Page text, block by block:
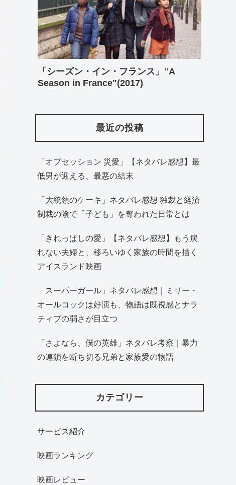
「シーズン・イン・フランス」"A
Season in France"(2017)
最近の投稿
「オブセッション 災愛」【ネタバレ感想】最
低男が迎える、最悪の結末
「大統領のケーキ」ネタバレ感想 独裁と経済
制裁の陰で「子ども」を奪われた日常とは
「きれっぱしの愛」【ネタバレ感想】もう戻
れない夫婦と、移ろいゆく家族の時間を描く
アイスランド映画
「スーパーガール」ネタバレ感想｜ミリー・
オールコックは好演も、物語は既視感とナラ
ティブの弱さが目立つ
「さよなら、僕の英雄」ネタバレ考察｜暴力
の連鎖を断ち切る兄弟と家族愛の物語
カテゴリー
サービス紹介
映画ランキング
映画レビュー